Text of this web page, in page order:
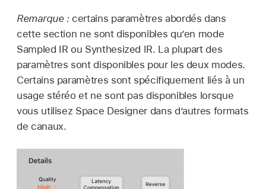
Remarque : certains paramètres abordés dans
cette section ne sont disponibles qu’en mode
Sampled IR ou Synthesized IR. La plupart des
paramètres sont disponibles pour les deux modes.
Certains paramètres sont spécifiquement liés à un
usage stéréo et ne sont pas disponibles lorsque
vous utilisez Space Designer dans d’autres formats
de canaux.